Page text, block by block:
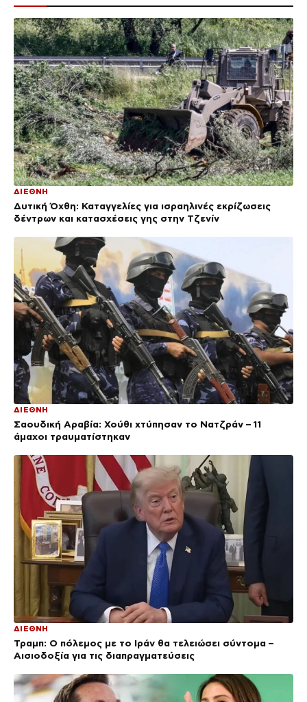
ΔΙΕΘΝΗ
Δυτική Όχθη: Καταγγελίες για ισραηλινές εκρίζωσεις
δέντρων και κατασχέσεις γης στην Τζενίν
ΔΙΕΘΝΗ
Σαουδική Αραβία: Χούθι χτύπησαν το Νατζράν – 11
άμαχοι τραυματίστηκαν
ΔΙΕΘΝΗ
Τραμπ: Ο πόλεμος με το Ιράν θα τελειώσει σύντομα –
Αισιοδοξία για τις διαπραγματεύσεις